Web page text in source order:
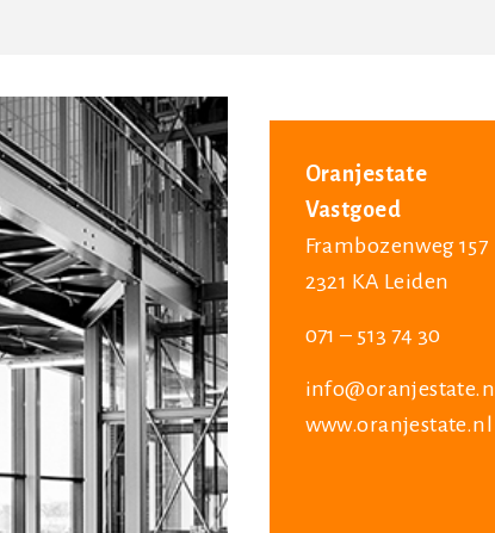
Oranjestate
Vastgoed
Frambozenweg 157
2321 KA Leiden
071 – 513 74 30
info@oranjestate.nl
www.oranjestate.nl